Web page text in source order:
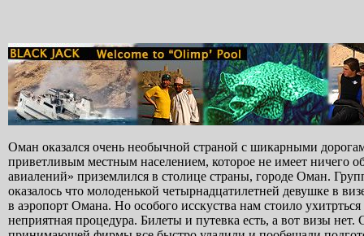
Оман оказался очень необычной страной с шикарными дорогами, великолепными скалами, тысячей крепостей и фортов и довольно приветливым местным населением, которое не имеет ничего общего с египетскими наглыми голодранцами. Наш боинг «Турецих авиалений» приземлился в столице страны, городе Оман. Группа в Оман летела на свой страх и риск, поскльку в самый последний момет оказалось что молоденькой четырнадцатилетней девушке в визе, и омнацы пообещали уладить визовое недоазумение прямо по прибытию в аэропорт Омана. Но особого исскуства нам стоило ухитрться посадить ребенка в Москве в самолет и в Стамбуле предстояла подобная неприятная процедура. Билеты и путевка есть, а вот визы нет. Слава аллаху с первыми шагами в аэропорту Маската ребята с принимающей фирмы все быстро уладили и пообещали подготовить докуметы к моменту обратного вылета. Это был единственный момент поездки, когда пришлось неприятно поволноваться. Долго петляя по улицам мы приехали в наш отель Ramada Quorum где мы оказались единственными русскоговорящими посетителями. Оманское утро оказалось полным сюрпризов и неожиданностей. После прилета в страну во втором часу ночи утренний подъем некоторым достался тяжелым. Наш водитель такси оказался разгильдяем не знающим не только английский язык, но и собственный город. Мы целый час колесили По всему побережью в поисках дайвинг-центра BlueZone, с которым списывались заранее по интернету. На самом деле англичане оказались единственным дайвцентром, ответившим на мой инструкторский запрос и приславшие свои предложения. Пока мы катались по побережью, удалось посмотреть Маскат. Город оказался совешенно непригодным для пешеходных прогулок. Здесь можно только ездить на автомобиле. Одни магазин располагался в минимум пяти километрах от другого. Водители на «мерседесах» и BMW смотрелись бы очень cтранно на фоне местных «ролсов» и «Бентлей». Все авто исключительно белого цвета и необычайно чистые по сравнению с белорусскими или российскими автомобилями. Местные перцы передвигаются исключительно за рулем по бесконечной улице, протянувшейся от границы с Арабскими Эмиратами до самого Йемена. На каждом столбике на дороге портрет местного Александр Рыгорыча- султана Абуза, который 37 лет успешно правит Оманом. Любовь к нему безгранична у местного населения. C его именем люди рождаются и умирают. Как и без участия нашего президента, без Султана не обходится ни одно мало-мальское светское событие в стране, начиная от открытия аэропорта, выпуска студентов или открытия бензозаправки. Султана приглашают на свадьбы и похороны и очень гордятся руководителем своей страны.Окресности Mаската сплошь окаймлены высокими скалами, на которых расположились многочисленные форты и крепости.Попетляв безнадежно, посетив по аказии два других дайвинг центра, мы наконец накатав 100 баксов на такси, оно в Омане безбожно дорого, мы приехали в BlueZone, название которого совсем не означает то, что подумали люди, мало мальски знающие английский.Нас встретила хозяйка, англичанка Хрис Харриссон. Мы опоздали на 45 минут к выходу катера и нас слава богу оперативно поместили в лодку и расписавшись в очередном «лабилити» мы отправились мыть свои неопреновые сапоги в очередной части индийского океана. Нам дали отдельный катер – странный гибрид мальдивской «дони» и сейшелской «диньги» с двумя бензокосилками по 115 гнедых. С оманскими ценами на бензин на таком «табуне» можно прекрасно плавать не вспоминая плохими словами каждые пять минут Ходарковского с Аликберовым. На один доллар можно купить в Омане 8 литров лучшего во всей Южной Арабии бензина. А у нас в Беларуси только 200 грамм кoлбасы, да и то докторской. За стирингом лодьи стоял оманец, а индус исполнял скромные обязанности Организатора подводных погружений. Кроме нас на катере оказались два египетских дайвера с дорогущими фотоаппаратами.Через минут сорок нас привезди к живописному острову Fahal, представляющему собой облепленную белоголовыми арабскими орлами скалу.Мы собрали свою экиперовку и плюхнулись в теплую воду Оманского залива.Первые впечатления жутко соленой воды сменились таким же впечатлением довольно ограниченной видимости. Не менее потряс меня подход самих оманцев к организации дайвинга. Вот – говорят, вам стена, риф справа, гребите туда, через 50 минут вот там мы вас заберем.Тут же вспомнилась басня : Иностранцы удивляются, почему выступающих на соревнованиях гребцов байдарок-двоек из стран СНГ одинаково зовут: Гребибля и Грибубля.Пожав плечами, мы и погребли. Ни тебе гида, ни дайвмастера, ни инструктора.Мне, конечно не в первой осваивать новые места, но после трех лет работы в лучших мальдивских центрах все это выглядело